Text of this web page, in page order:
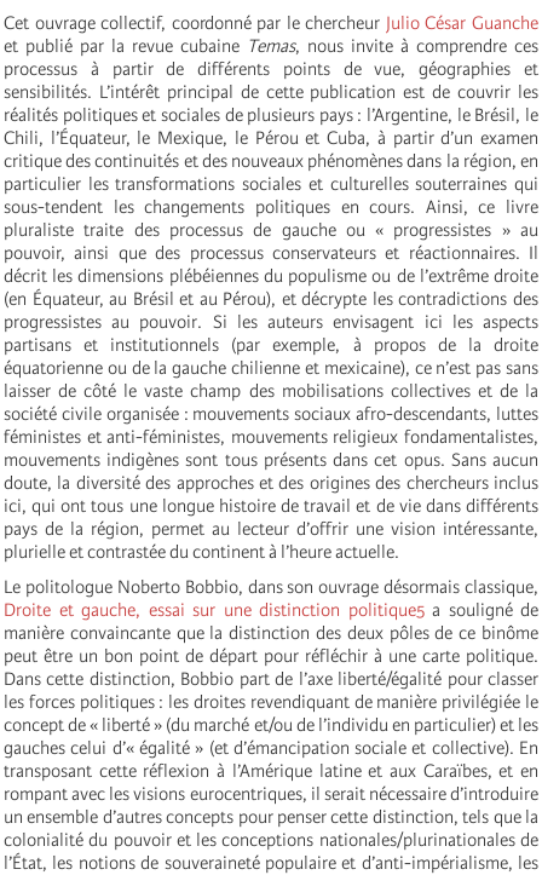
Cet ouvrage collectif, coordonné par le chercheur Julio César Guanche
et publié par la revue cubaine Temas, nous invite à comprendre ces
processus à partir de différents points de vue, géographies et
sensibilités. L’intérêt principal de cette publication est de couvrir les
réalités politiques et sociales de plusieurs pays : l’Argentine, le Brésil, le
Chili, l’Équateur, le Mexique, le Pérou et Cuba, à partir d’un examen
critique des continuités et des nouveaux phénomènes dans la région, en
particulier les transformations sociales et culturelles souterraines qui
sous-tendent les changements politiques en cours. Ainsi, ce livre
pluraliste traite des processus de gauche ou « progressistes » au
pouvoir, ainsi que des processus conservateurs et réactionnaires. Il
décrit les dimensions plébéiennes du populisme ou de l’extrême droite
(en Équateur, au Brésil et au Pérou), et décrypte les contradictions des
progressistes au pouvoir. Si les auteurs envisagent ici les aspects
partisans et institutionnels (par exemple, à propos de la droite
équatorienne ou de la gauche chilienne et mexicaine), ce n’est pas sans
laisser de côté le vaste champ des mobilisations collectives et de la
société civile organisée : mouvements sociaux afro-descendants, luttes
féministes et anti-féministes, mouvements religieux fondamentalistes,
mouvements indigènes sont tous présents dans cet opus. Sans aucun
doute, la diversité des approches et des origines des chercheurs inclus
ici, qui ont tous une longue histoire de travail et de vie dans différents
pays de la région, permet au lecteur d’offrir une vision intéressante,
plurielle et contrastée du continent à l’heure actuelle.
Le politologue Noberto Bobbio, dans son ouvrage désormais classique,
Droite et gauche, essai sur une distinction politique5a souligné de
manière convaincante que la distinction des deux pôles de ce binôme
peut être un bon point de départ pour réfléchir à une carte politique.
Dans cette distinction, Bobbio part de l’axe liberté/égalité pour classer
les forces politiques : les droites revendiquant de manière privilégiée le
concept de « liberté » (du marché et/ou de l’individu en particulier) et les
gauches celui d’« égalité » (et d’émancipation sociale et collective). En
transposant cette réflexion à l’Amérique latine et aux Caraïbes, et en
rompant avec les visions eurocentriques, il serait nécessaire d’introduire
un ensemble d’autres concepts pour penser cette distinction, tels que la
colonialité du pouvoir et les conceptions nationales/plurinationales de
l’État, les notions de souveraineté populaire et d’anti-impérialisme, les